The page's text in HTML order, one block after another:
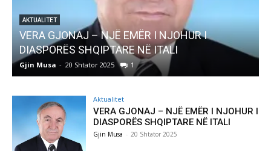
EMËR I NJOHUR I
NË ITALI
1
AKTUALITET
Pregaditi Gjin Musa-
Gjin Musa
Aktualitet
VERA GJONAJ – NJË EMËR I NJOHUR I
DIASPORËS SHQIPTARE NË ITALI
Gjin Musa - 20 Shtator 2025